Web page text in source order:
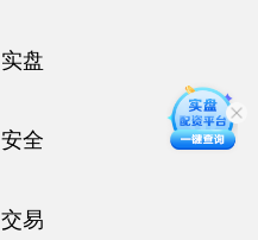
实盘
安全
交易